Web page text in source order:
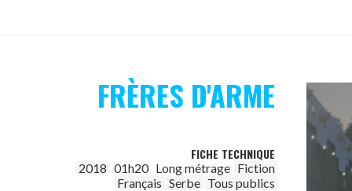
FRÈRES D'ARME
FICHE TECHNIQUE
2018 01h20 Long métrage Fiction
Français Serbe Tous publics